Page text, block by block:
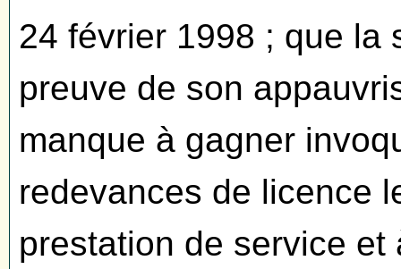
24 février 1998 ; que la
preuve de son
manque à gagner
redevances de licence
prestation de service